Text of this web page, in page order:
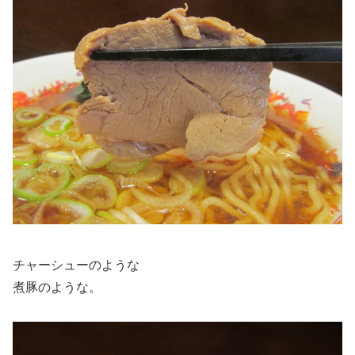
チャーシューのような
煮豚のような。